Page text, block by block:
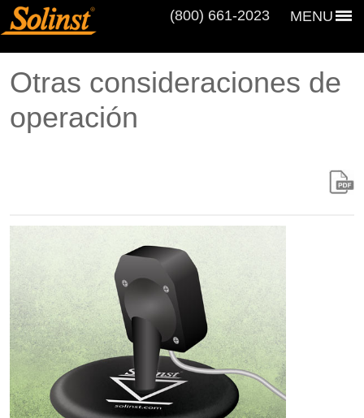
MENU
(800) 661‑2023
Otras consideraciones de
operación